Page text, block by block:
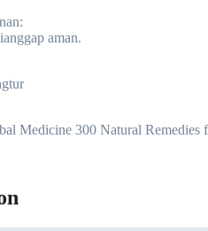
aman.
Medicine 300 Natural Remedies